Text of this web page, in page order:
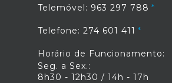
Telemóvel: 963 297 788
Telefone: 274 601 411
Horário de Funcionamento:
Seg. a Sex.:
8h30 - 12h30 / 14h - 17h